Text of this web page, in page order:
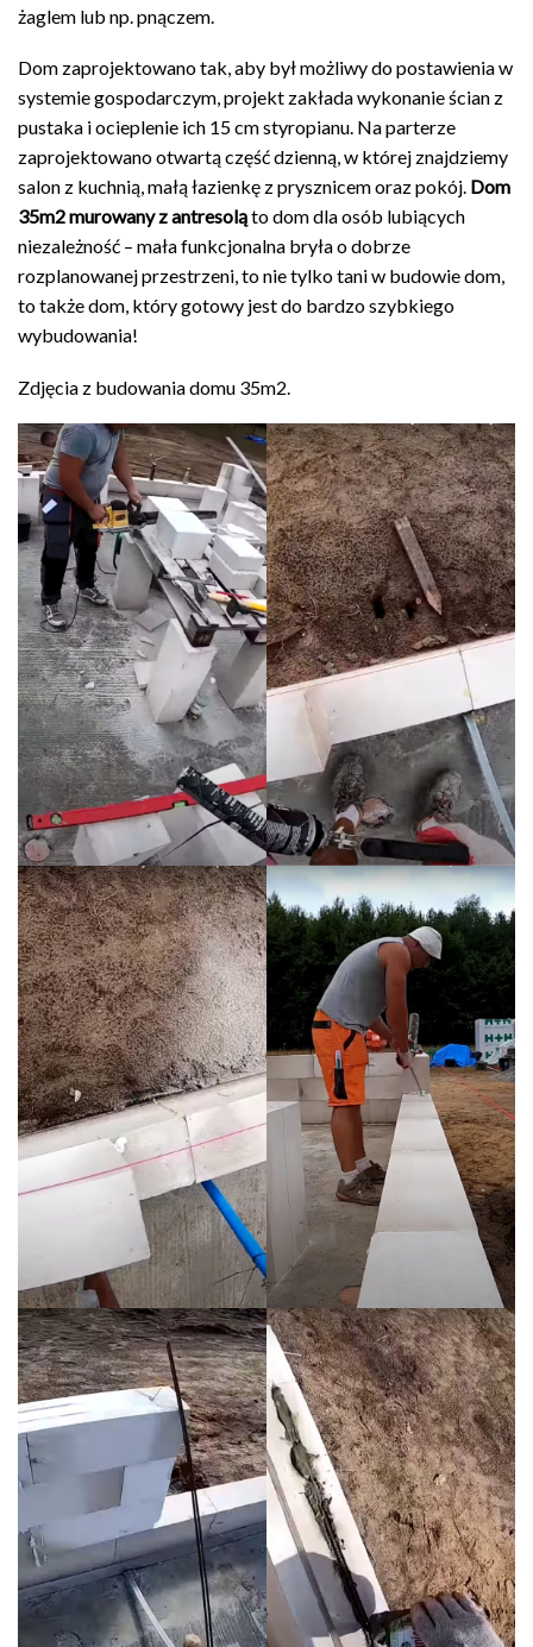
żaglem lub np. pnączem.
Dom zaprojektowano tak, aby był możliwy do postawienia w
systemie gospodarczym, projekt zakłada wykonanie ścian z
pustaka i ocieplenie ich 15 cm styropianu. Na parterze
zaprojektowano otwartą część dzienną, w której znajdziemy
salon z kuchnią, małą łazienkę z prysznicem oraz pokój. Dom
35m2 murowany z antresoląto dom dla osób lubiących
niezależność – mała funkcjonalna bryła o dobrze
rozplanowanej przestrzeni, to nie tylko tani w budowie dom,
to także dom, który gotowy jest do bardzo szybkiego
wybudowania!
Zdjęcia z budowania domu 35m2.